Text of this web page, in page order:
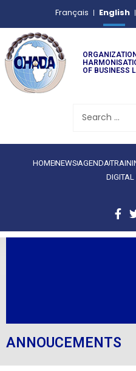
Français English
OF BUSINESS
HOMENEWS AGENDA
DIGITAL
ANNOUCEMENTS